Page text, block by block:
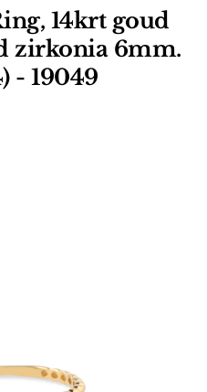
14krt goud
zirkonia 6mm.
- 19049